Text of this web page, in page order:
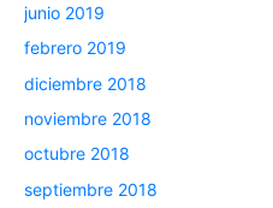
junio 2019
febrero 2019
diciembre 2018
noviembre 2018
octubre 2018
septiembre 2018